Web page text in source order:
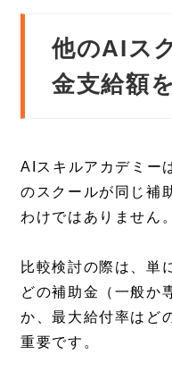
他のAIス
金支給額
AIスキルアカデミー
のスクールが同じ補
わけではありません。
比較検討の際は、単
どの補助金（一般か
か、最大給付率はど
重要です。